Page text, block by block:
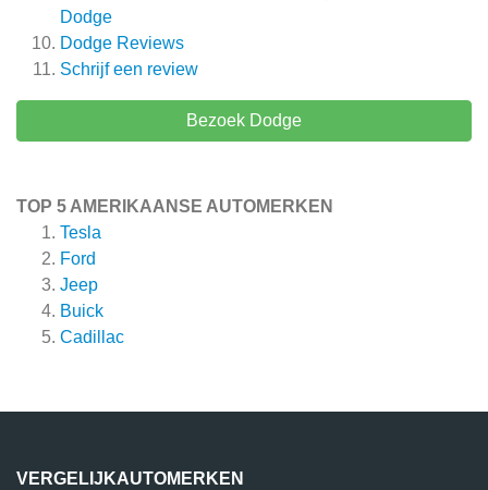
Dodge
Dodge Reviews
Schrijf een review
Bezoek Dodge
TOP 5 AMERIKAANSE AUTOMERKEN
Tesla
Ford
Jeep
Buick
Cadillac
VERGELIJKAUTOMERKEN